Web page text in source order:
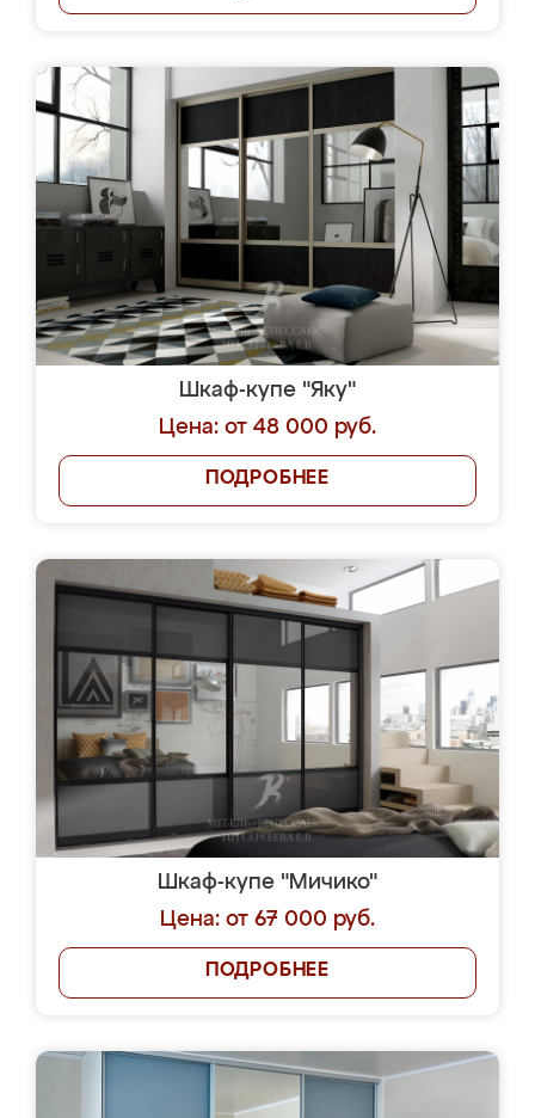
Шкаф-купе "Яку"
Цена: от 48 000 руб.
ПОДРОБНЕЕ
Шкаф-купе "Мичико"
Цена: от 67 000 руб.
ПОДРОБНЕЕ